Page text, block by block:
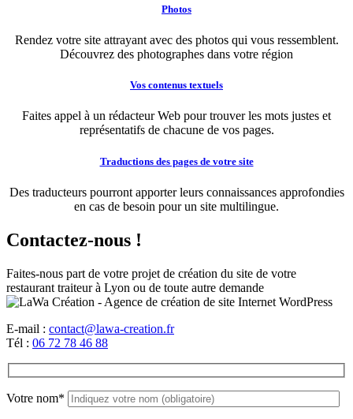
Photos
Rendez votre site attrayant avec des photos qui vous ressemblent.
Découvrez des photographes dans votre région
Vos contenus textuels
Faites appel à un rédacteur Web pour trouver les mots justes et
représentatifs de chacune de vos pages.
Traductions des pages de votre site
Des traducteurs pourront apporter leurs connaissances approfondies
en cas de besoin pour un site multilingue.
Contactez-nous !
Faites-nous part de votre projet de création du site de votre
restaurant traiteur à Lyon ou de toute autre demande
E-mail : contact@lawa-creation.fr
Tél : 06 72 78 46 88
Votre nom*